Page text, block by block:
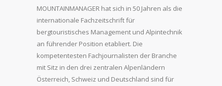
MOUNTAINMANAGER hat sich in 50 Jahren als die
internationale Fachzeitschrift für
bergtouristisches Management und Alpintechnik
an führender Position etabliert. Die
kompetentesten Fachjournalisten der Branche
mit Sitz in den drei zentralen Alpenländern
Österreich, Schweiz und Deutschland sind für